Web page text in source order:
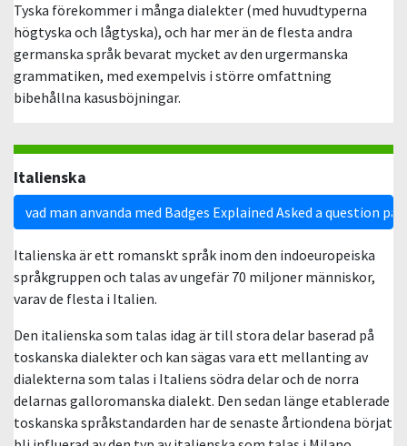
Tyska förekommer i många dialekter (med huvudtyperna
högtyska och lågtyska), och har mer än de flesta andra
germanska språk bevarat mycket av den urgermanska
grammatiken, med exempelvis i större omfattning
bibehållna kasusböjningar.
Italienska
vad man anvanda med Badges Explained Asked a question på
Italienska är ett romanskt språk inom den indoeuropeiska
språkgruppen och talas av ungefär 70 miljoner människor,
varav de flesta i Italien.
Den italienska som talas idag är till stora delar baserad på
toskanska dialekter och kan sägas vara ett mellanting av
dialekterna som talas i Italiens södra delar och de norra
delarnas galloromanska dialekt. Den sedan länge etablerade
toskanska språkstandarden har de senaste årtiondena börjat